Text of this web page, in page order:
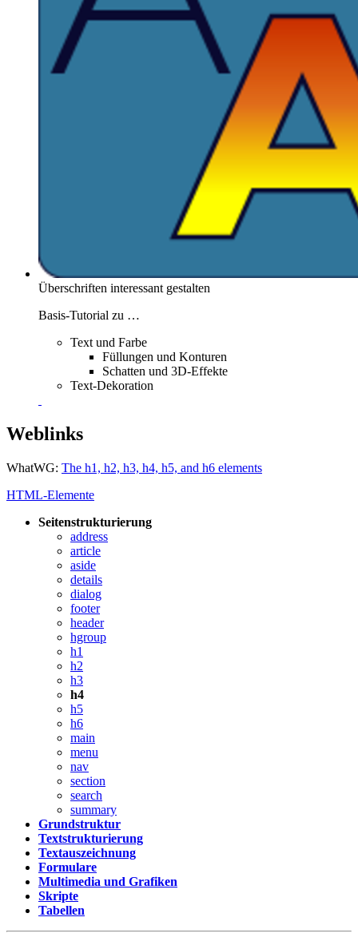
Überschriften interessant gestalten
Basis-Tutorial zu …
Text und Farbe
Füllungen und Konturen
Schatten und 3D-Effekte
Text-Dekoration
Weblinks
WhatWG: The h1, h2, h3, h4, h5, and h6 elements
HTML-Elemente
Seitenstrukturierung
address
article
aside
details
dialog
footer
header
hgroup
h1
h2
h3
h4
h5
h6
main
menu
nav
section
search
summary
Grundstruktur
Textstrukturierung
Textauszeichnung
Formulare
Multimedia und Grafiken
Skripte
Tabellen